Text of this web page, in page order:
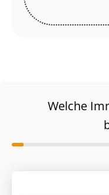
Welche